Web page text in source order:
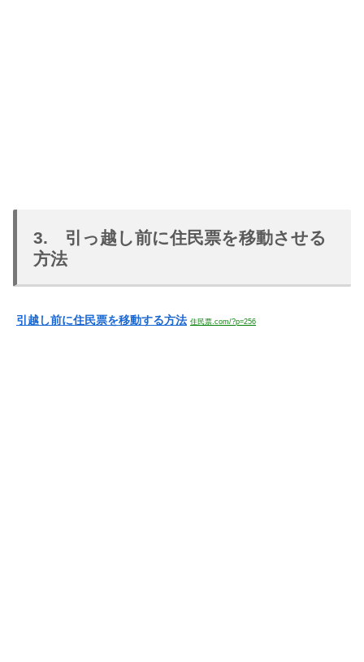
3. 引っ越し前に住民票を移動させる
方法
引越し前に住民票を移動する方法 住民票.com/?p=256